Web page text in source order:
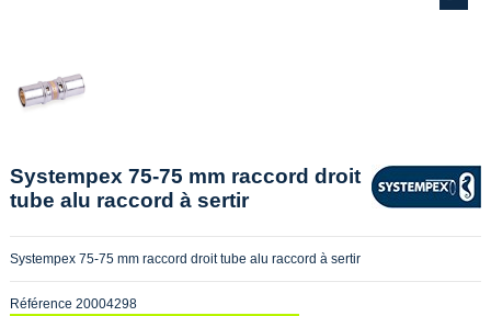
Systempex 75-75 mm raccord droit
tube alu raccord à sertir
Systempex 75-75 mm raccord droit tube alu raccord à sertir
Référence 20004298